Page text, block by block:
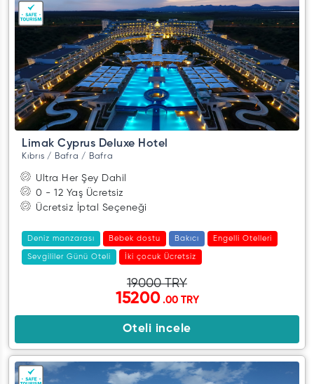
Limak Cyprus Deluxe Hotel
Kıbrıs / Bafra / Bafra
Ultra Her Şey Dahil
0 - 12 Yaş Ücretsiz
Ücretsiz İptal Seçeneği
Deniz manzarası Bebek dostu Bakıcı Engelli Otelleri
Sevgililer Günü Oteli İki çocuk Ücretsiz
19000 TRY
15200.00 TRY
Oteli incele